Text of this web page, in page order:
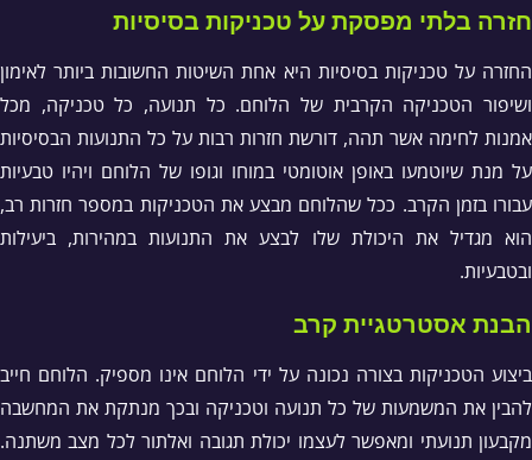
חזרה בלתי מפסקת על טכניקות בסיסיות
החזרה על טכניקות בסיסיות היא אחת השיטות החשובות ביותר לאימון
ושיפור הטכניקה הקרבית של הלוחם. כל תנועה, כל טכניקה, מכל
אמנות לחימה אשר תהה, דורשת חזרות רבות על כל התנועות הבסיסיות
על מנת שיוטמעו באופן אוטומטי במוחו וגופו של הלוחם ויהיו טבעיות
עבורו בזמן הקרב. ככל שהלוחם מבצע את הטכניקות במספר חזרות רב,
הוא מגדיל את היכולת שלו לבצע את התנועות במהירות, ביעילות
ובטבעיות.
הבנת אסטרטגיית קרב
ביצוע הטכניקות בצורה נכונה על ידי הלוחם אינו מספיק. הלוחם חייב
להבין את המשמעות של כל תנועה וטכניקה ובכך מנתקת את המחשבה
מקבעון תנועתי ומאפשר לעצמו יכולת תגובה ואלתור לכל מצב משתנה.